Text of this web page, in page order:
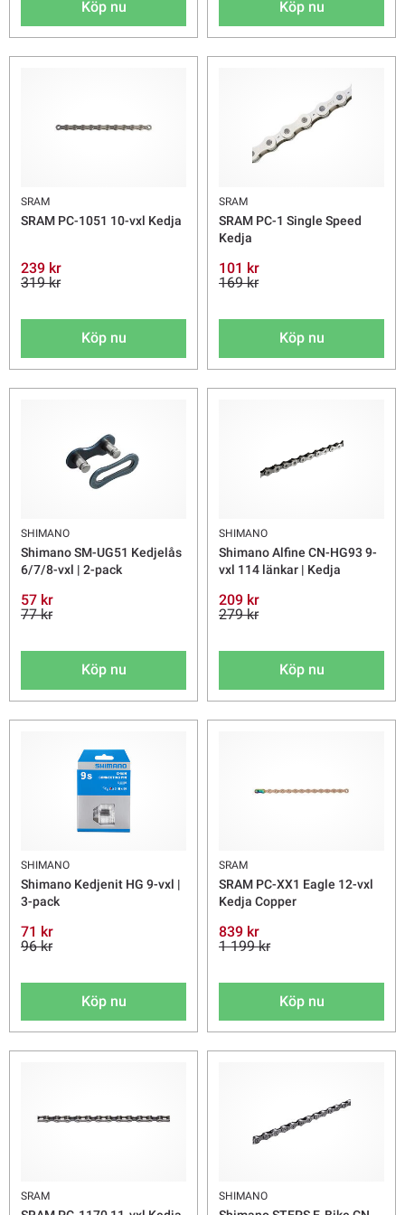
Köp nu Köp nu
SRAM
SRAM PC-1051 10-vxl Kedja
239 kr
319 kr
Köp nu
SRAM
SRAM PC-1 Single Speed
Kedja
101 kr
169 kr
Köp nu
SHIMANO
Shimano SM-UG51 Kedjelås
6/7/8-vxl | 2-pack
57 kr
77 kr
Köp nu
SHIMANO
Shimano Alfine CN-HG93 9-
vxl 114 länkar | Kedja
209 kr
279 kr
Köp nu
SHIMANO
Shimano Kedjenit HG 9-vxl |
3-pack
71 kr
96 kr
Köp nu
SRAM
SRAM PC-XX1 Eagle 12-vxl
Kedja Copper
839 kr
1 199 kr
Köp nu
SRAM SHIMANO